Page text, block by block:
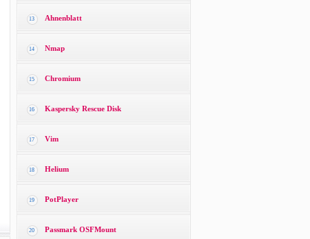
13 Ahnenblatt
14 Nmap
15 Chromium
16 Kaspersky Rescue Disk
17 Vim
18 Helium
19 PotPlayer
20 Passmark OSFMount